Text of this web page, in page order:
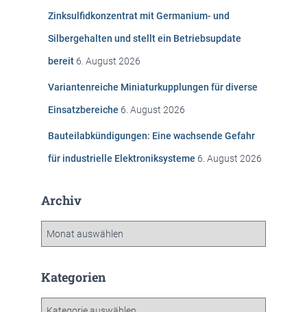
Zinksulfidkonzentrat mit Germanium- und
Silbergehalten und stellt ein Betriebsupdate
bereit 6. August 2026
Variantenreiche Miniaturkupplungen für diverse
Einsatzbereiche 6. August 2026
Bauteilabkündigungen: Eine wachsende Gefahr
für industrielle Elektroniksysteme 6. August 2026
Archiv
h
Kategorien